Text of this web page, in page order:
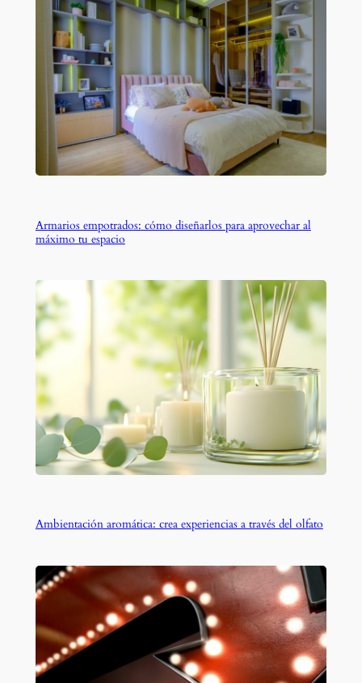
Armarios empotrados: cómo diseñarlos para aprovechar al
máximo tu espacio
Ambientación aromática: crea experiencias a través del olfato